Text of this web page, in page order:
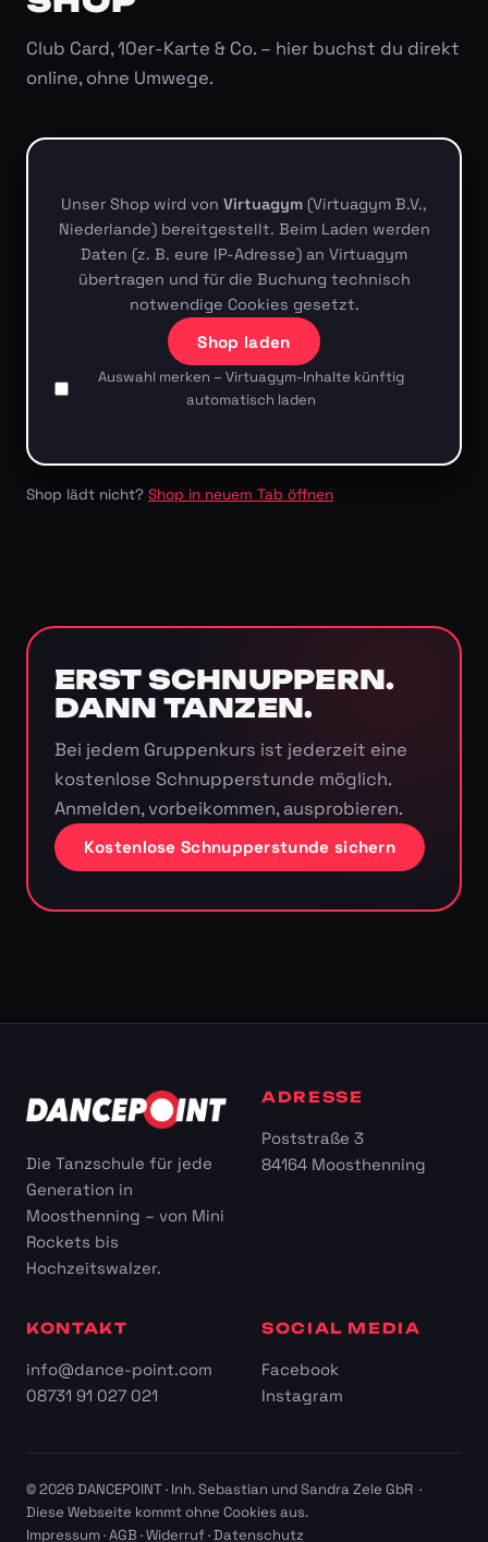
Club Card, 10er-Karte & Co. – hier buchst du direkt
online, ohne Umwege.
Unser Shop wird von Virtuagym (Virtuagym B.V.,
Niederlande) bereitgestellt. Beim Laden werden
Daten (z. B. eure IP-Adresse) an Virtuagym
übertragen und für die Buchung technisch
notwendige Cookies gesetzt.
Shop laden
Auswahl merken – Virtuagym-Inhalte künftig
automatisch laden
Shop lädt nicht? Shop in neuem Tab öffnen
ERST SCHNUPPERN.
DANN TANZEN.
Bei jedem Gruppenkurs ist jederzeit eine
kostenlose Schnupperstunde möglich.
Anmelden, vorbeikommen, ausprobieren.
Kostenlose Schnupperstunde sichern
Die Tanzschule für jede
Generation in
Moosthenning – von Mini
Rockets bis
Hochzeitswalzer.
ADRESSE
Poststraße 3
84164 Moosthenning
KONTAKT
info@dance-point.com
08731 91 027 021
SOCIAL MEDIA
Facebook
Instagram
© 2026 DANCEPOINT · Inh. Sebastian und Sandra Zele GbR ·
Diese Webseite kommt ohne Cookies aus.
Impressum·AGB ·Widerruf·Datenschutz